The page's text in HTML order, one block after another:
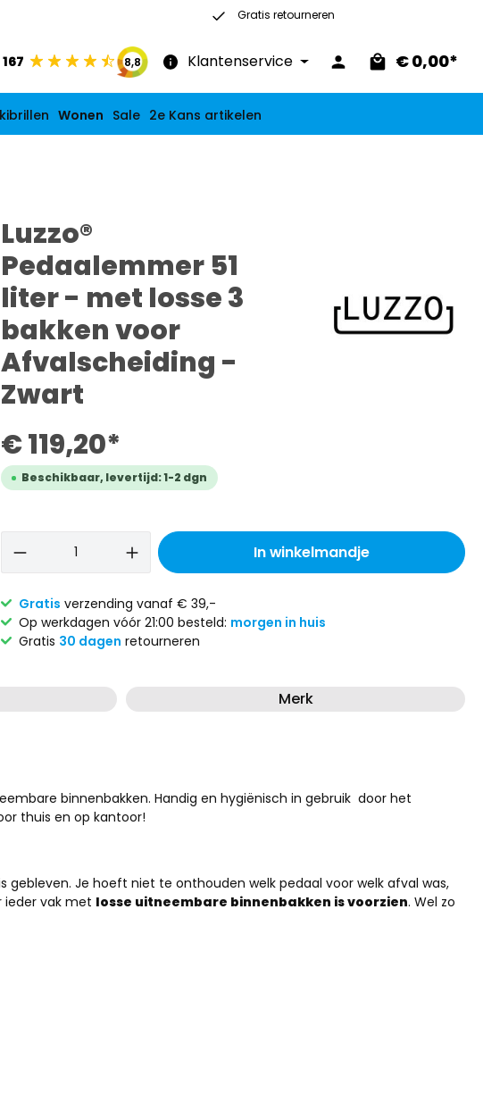
Gratis retourneren
167 8,8 Klantenservice € 0,00*
Wonen Sale 2e Kans artikelen
Luzzo®
Pedaalemmer 51
liter - met losse 3
bakken voor
Afvalscheiding -
Zwart
€ 119,20*
Beschikbaar, levertijd: 1-2 dgn
In winkelmandje
Gratis verzending vanaf € 39,-
Op werkdagen vóór 21:00 besteld: morgen in huis
Gratis 30 dagen retourneren
Merk
binnenbakken. Handig en hygiënisch in gebruik door het
thuis en op kantoor!
gebleven. Je hoeft niet te onthouden welk pedaal voor welk afval was,
ieder vak met losse uitneembare binnenbakken is voorzien. Wel zo